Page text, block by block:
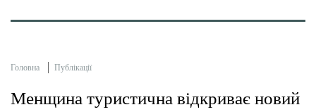
Головна Публікації
Менщина туристична відкриває новий